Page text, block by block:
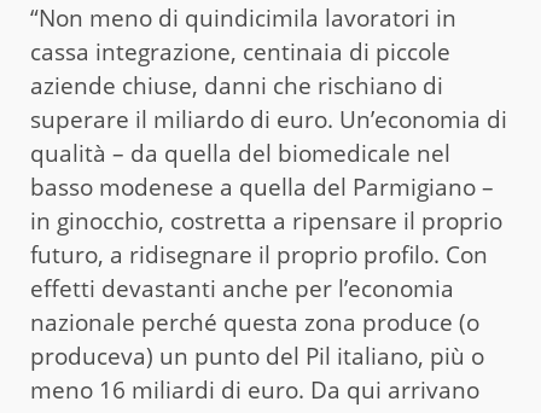
“Non meno di quindicimila lavoratori in
cassa integrazione, centinaia di piccole
aziende chiuse, danni che rischiano di
superare il miliardo di euro. Un’economia di
qualità – da quella del biomedicale nel
basso modenese a quella del Parmigiano –
in ginocchio, costretta a ripensare il proprio
futuro, a ridisegnare il proprio profilo. Con
effetti devastanti anche per l’economia
nazionale perché questa zona produce (o
produceva) un punto del Pil italiano, più o
meno 16 miliardi di euro. Da qui arrivano